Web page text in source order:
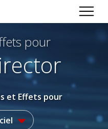
pour
et Effets pour